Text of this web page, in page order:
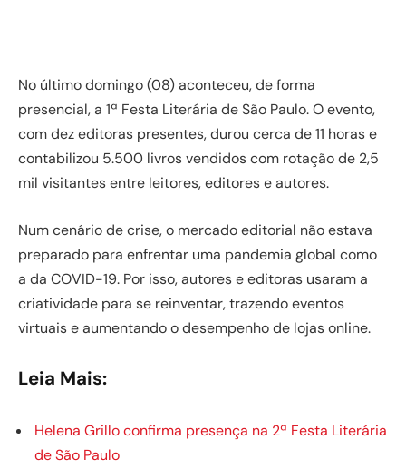
No último domingo (08) aconteceu, de forma
presencial, a 1ª Festa Literária de São Paulo. O evento,
com dez editoras presentes, durou cerca de 11 horas e
contabilizou 5.500 livros vendidos com rotação de 2,5
mil visitantes entre leitores, editores e autores.
Num cenário de crise, o mercado editorial não estava
preparado para enfrentar uma pandemia global como
a da COVID-19. Por isso, autores e editoras usaram a
criatividade para se reinventar, trazendo eventos
virtuais e aumentando o desempenho de lojas online.
Leia Mais:
Helena Grillo confirma presença na 2ª Festa Literária
de São Paulo